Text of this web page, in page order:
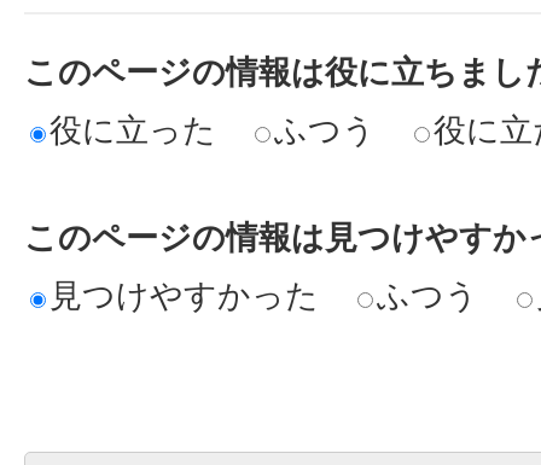
このページの情報は役に立ちまし
役に立った
ふつう 役に
このページの情報は見つけやすか
見つけやすかった
ふつう